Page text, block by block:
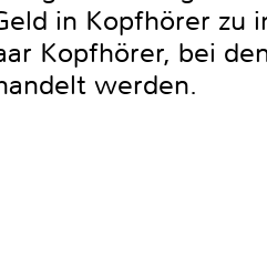
in Kopfhörer zu
Kopfhörer, bei
werden.